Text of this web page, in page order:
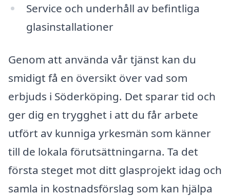
Service och underhåll av befintliga
glasinstallationer
Genom att använda vår tjänst kan du
smidigt få en översikt över vad som
erbjuds i Söderköping. Det sparar tid och
ger dig en trygghet i att du får arbete
utfört av kunniga yrkesmän som känner
till de lokala förutsättningarna. Ta det
första steget mot ditt glasprojekt idag och
samla in kostnadsförslag som kan hjälpa